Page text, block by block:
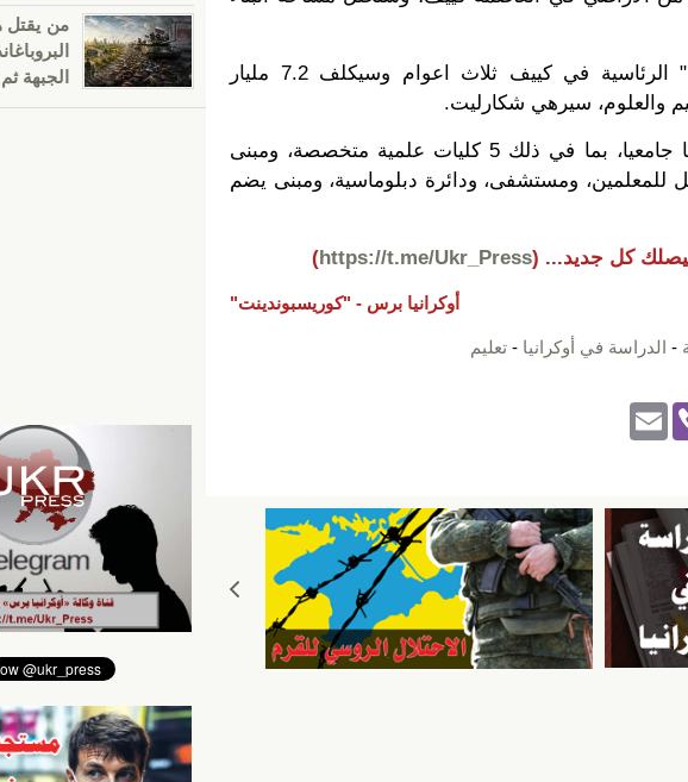
سيستغرق بناء "جامعة المستقبل" الرئاسية في كييف ثلاث اعوام وسيكلف 7.2 مليار
والعلوم، سيرهي شكارليت.
وفقا للوزير، ستتكون من 11 حرما جامعيا، بما في ذلك 5 كليات علمية متخصصة، ومبنى
للمعلمين، ومستشفى، ودائرة دبلوماسية، ومبنى يضم
كل جديد... (
https://t.me/Ukr_Press
)
أوكرانيا برس - "كوريسبوندينت"
- الدراسة في أوكرانيا - تعليم
Vi
من يقتل
الجبهة